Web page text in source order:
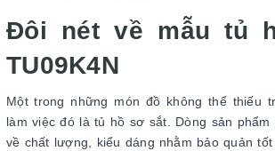
Đôi nét về mẫu tủ
TU09K4N
Một trong những món đồ không thể thiếu
làm việc đó là tủ hồ sơ sắt. Dòng sản
về chất lượng, kiểu dáng nhằm bảo quản